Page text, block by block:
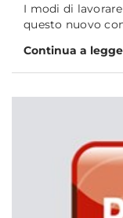
I modi di
questo nuovo
Continua a